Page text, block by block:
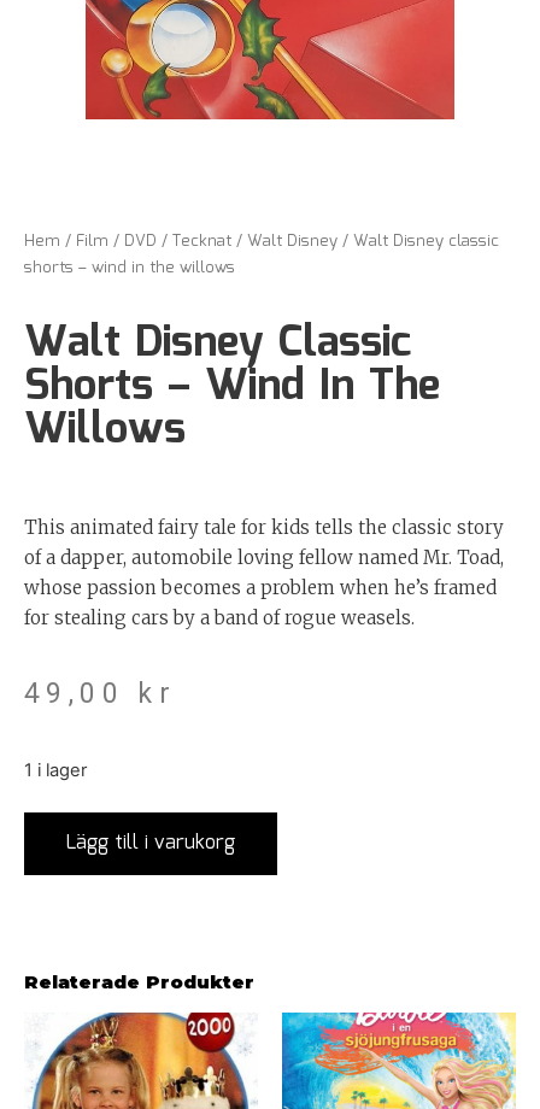
Hem / Film / DVD /Tecknat/Walt Disney/ Walt Disney classic
shorts – wind in the willows
Walt Disney Classic
Shorts – Wind In The
Willows
This animated fairy tale for kids tells the classic story
of a dapper, automobile loving fellow named Mr. Toad,
whose passion becomes a problem when he’s framed
for stealing cars by a band of rogue weasels.
49,00 kr
1 i lager
Lägg till i varukorg
Relaterade Produkter